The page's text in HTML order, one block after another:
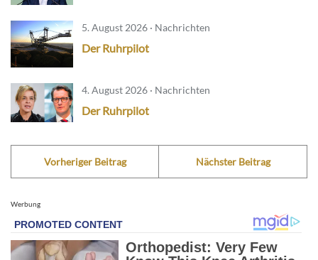
5. August 2026 · Nachrichten
Der Ruhrpilot
4. August 2026 · Nachrichten
Der Ruhrpilot
Vorheriger Beitrag Nächster Beitrag
Werbung